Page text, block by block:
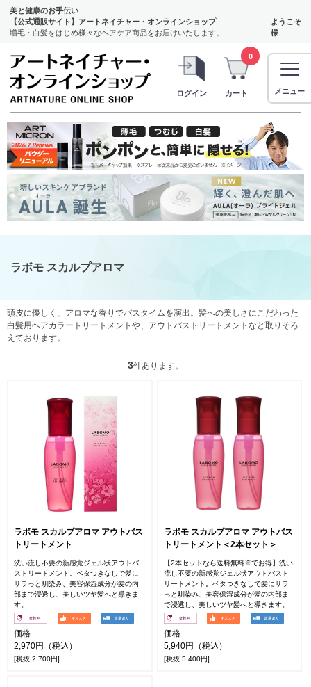
美と健康のお手伝い
【公式通販サイト】アートネイチャー・オンラインショップ
増毛・白髪をはじめ様々なヘアケア商品をお届けいたします。
ようこそ
様
ログイン
0
カート メニュー
ラボモ スカルプアロマ
頭皮に優しく、アロマな香りでバスタイムを演出。髪への美しさにこだわった
白髪用ヘアカラートリートメントや、アウトバストリートメントなど取りそろ
えております。
3件あります。
ラボモ スカルプアロマ アウトバス
トリートメント
洗い流し不要の新感覚ジェル状アウトバ
ストリートメント。ベタつきなしで髪に
サラっと馴染み、美容保湿成分が髪の内
部まで浸透し、美しいツヤ髪へと導きま
す。
価格
2,970円（税込）
[税抜 2,700円]
ラボモ スカルプアロマ アウトバス
トリートメント＜2本セット＞
【2本セットなら送料無料※でお得】洗い
流し不要の新感覚ジェル状アウトバスト
リートメント。ベタつきなしで髪にサラ
っと馴染み、美容保湿成分が髪の内部ま
で浸透し、美しいツヤ髪へと導きます。
価格
5,940円（税込）
[税抜 5,400円]